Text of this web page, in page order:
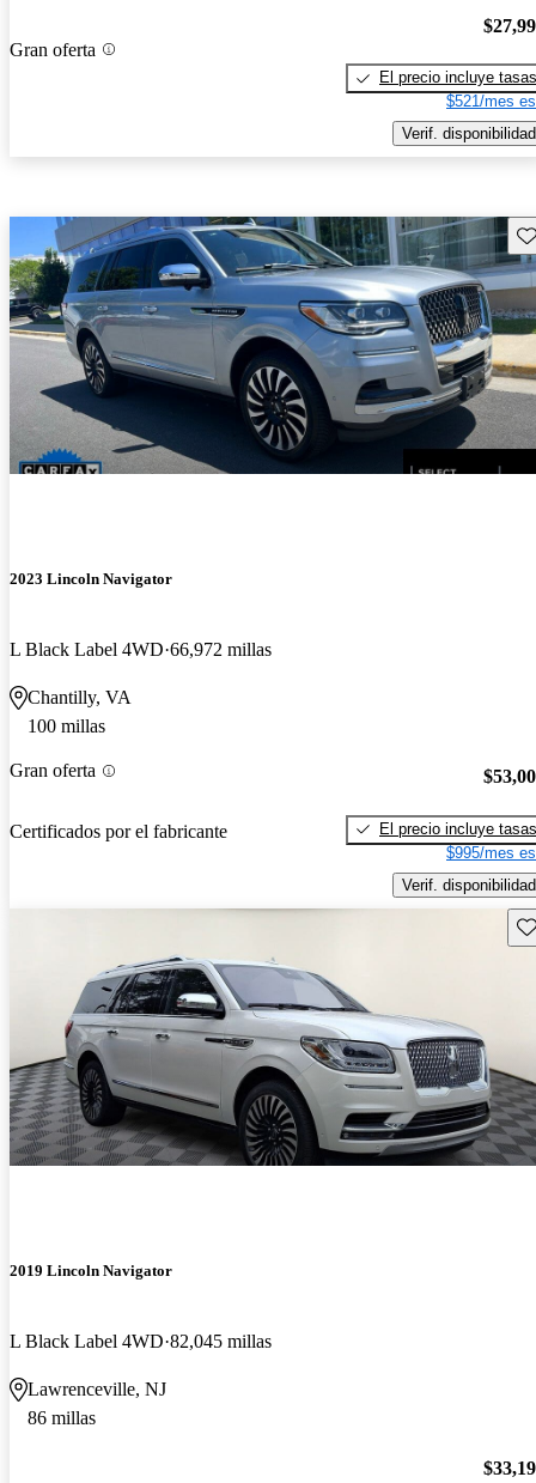
Gran oferta
El precio incluye tasas
$521/mes
Verif. disponibilidad
2023 Lincoln Navigator
L Black Label 4WD 66,972 millas
Chantilly, VA
100 millas
Gran oferta
Certificados por el fabricante
El precio incluye tasas
$995/mes
Verif. disponibilidad
2019 Lincoln Navigator
L Black Label 4WD 82,045 millas
Lawrenceville, NJ
86 millas